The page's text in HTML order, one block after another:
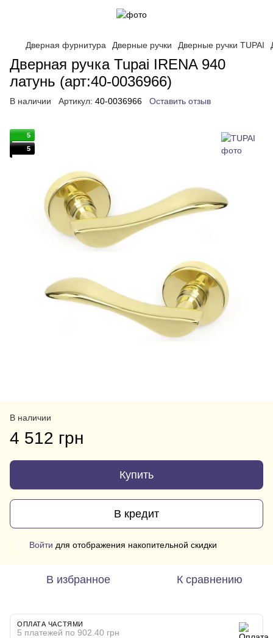
Дверная фурнитура Дверные ручки Дверные ручки TUPAI
Дверная ручка Tupai IRENA 940
латунь (арт:40-0036966)
В наличии Артикул: 40-0036966 Оставить отзыв
5
5
В наличии
4 512 грн
Купить
В кредит
Войти для отображения накопительной скидки
В избранное К сравнению
ОПЛАТА ЧАСТЯМИ
5 платежей по 902.40 грн